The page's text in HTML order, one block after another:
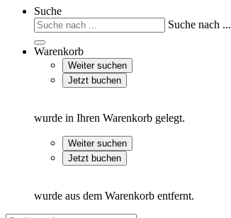
Suche
Suche nach ...
Warenkorb
Weiter suchen
Jetzt buchen
wurde in Ihren Warenkorb gelegt.
Weiter suchen
Jetzt buchen
wurde aus dem Warenkorb entfernt.